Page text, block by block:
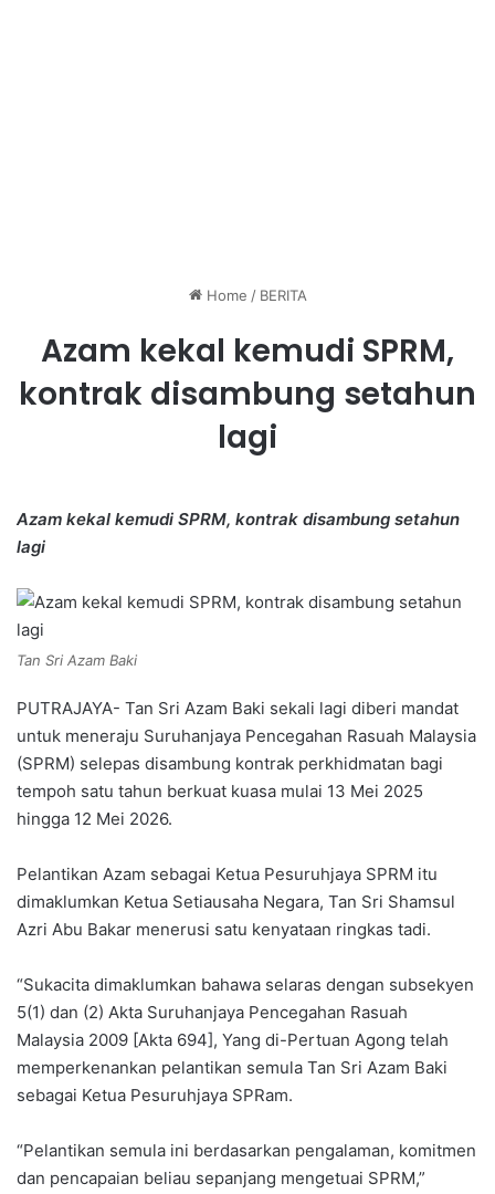
Home / BERITA
Azam kekal kemudi SPRM,
kontrak disambung setahun
lagi
Azam kekal kemudi SPRM, kontrak disambung setahun
lagi
Tan Sri Azam Baki
PUTRAJAYA- Tan Sri Azam Baki sekali lagi diberi mandat
untuk meneraju Suruhanjaya Pencegahan Rasuah Malaysia
(SPRM) selepas disambung kontrak perkhidmatan bagi
tempoh satu tahun berkuat kuasa mulai 13 Mei 2025
hingga 12 Mei 2026.
Pelantikan Azam sebagai Ketua Pesuruhjaya SPRM itu
dimaklumkan Ketua Setiausaha Negara, Tan Sri Shamsul
Azri Abu Bakar menerusi satu kenyataan ringkas tadi.
“Sukacita dimaklumkan bahawa selaras dengan subsekyen
5(1) dan (2) Akta Suruhanjaya Pencegahan Rasuah
Malaysia 2009 [Akta 694], Yang di-Pertuan Agong telah
memperkenankan pelantikan semula Tan Sri Azam Baki
sebagai Ketua Pesuruhjaya SPRam.
“Pelantikan semula ini berdasarkan pengalaman, komitmen
dan pencapaian beliau sepanjang mengetuai SPRM,”